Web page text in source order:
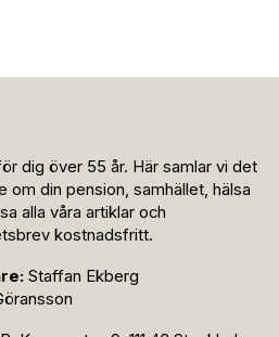
dig över 55 år. Här samlar vi det
din pension, samhället, hälsa
alla våra artiklar och
kostnadsfritt.
Staffan Ekberg